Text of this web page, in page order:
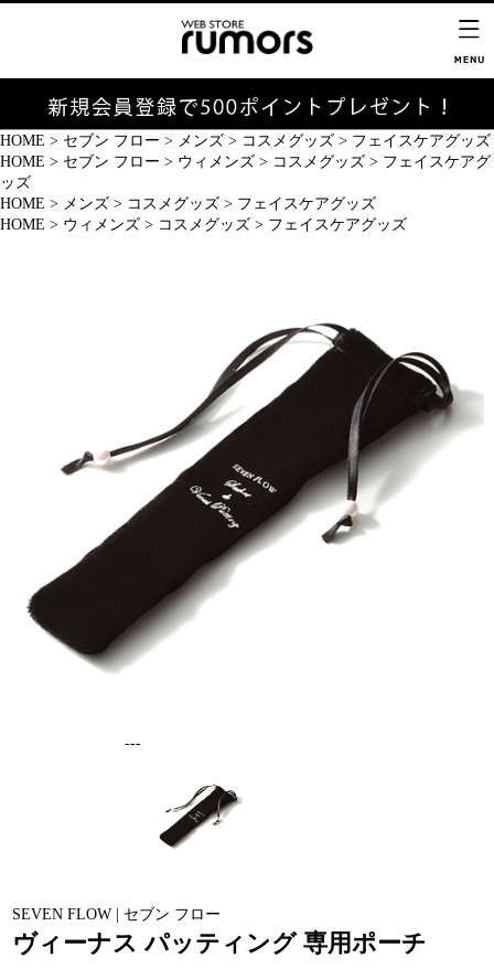
HOME > セブン フロー > メンズ > コスメグッズ > フェイスケアグッズ
HOME > セブン フロー > ウィメンズ > コスメグッズ > フェイスケアグ
ッズ
HOME > メンズ > コスメグッズ > フェイスケアグッズ
HOME > ウィメンズ > コスメグッズ > フェイスケアグッズ
---
SEVEN FLOW | セブン フロー
ヴィーナス パッティング 専用ポーチ